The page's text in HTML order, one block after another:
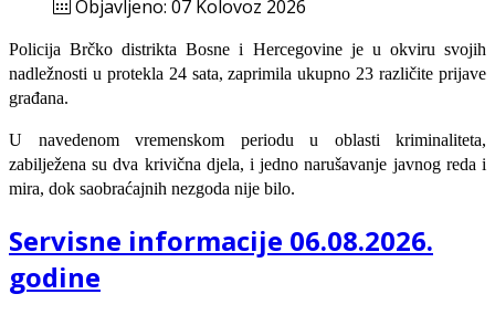
Objavljeno: 07 Kolovoz 2026
Policija Brčko distrikta Bosne i Hercegovine je u okviru svojih
nadležnosti u protekla 24 sata, zaprimila ukupno 23 različite prijave
građana.
U navedenom vremenskom periodu u oblasti kriminaliteta,
zabilježena su dva krivična djela, i jedno narušavanje javnog reda i
mira, dok saobraćajnih nezgoda nije bilo.
Servisne informacije 06.08.2026.
godine